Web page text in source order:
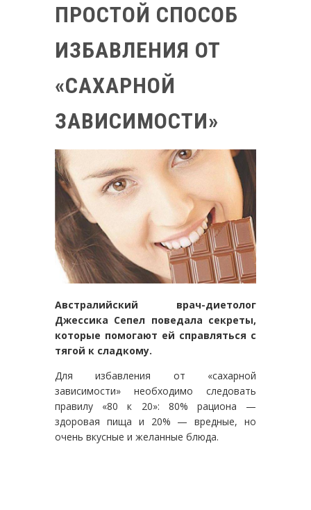
ПРОСТОЙ СПОСОБ
ИЗБАВЛЕНИЯ ОТ
«САХАРНОЙ
ЗАВИСИМОСТИ»
Австралийский врач-диетолог
Джессика Сепел поведала секреты,
которые помогают ей справляться с
тягой к сладкому.
Для избавления от «сахарной
зависимости» необходимо следовать
правилу «80 к 20»: 80% рациона —
здоровая пища и 20% — вредные, но
очень вкусные и желанные блюда.